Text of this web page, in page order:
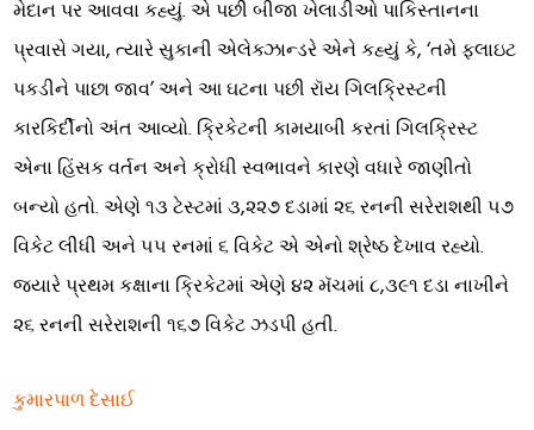
મેદાન પર આવવા કહ્યું. એ પછી બીજા ખેલાડીઓ પાકિસ્તાનના
પ્રવાસે ગયા, ત્યારે સુકાની એલેક્ઝાન્ડરે એને કહ્યું કે, ‘તમે ફ્લાઇટ
પકડીને પાછા જાવ’ અને આ ઘટના પછી રૉય ગિલક્રિસ્ટની
કારકિર્દીનો અંત આવ્યો. ક્રિકેટની કામયાબી કરતાં ગિલક્રિસ્ટ
એના હિંસક વર્તન અને ક્રોધી સ્વભાવને કારણે વધારે જાણીતો
બન્યો હતો. એણે ૧૩ ટેસ્ટમાં ૩,૨૨૭ દડામાં ૨૬ રનની સરેરાશથી ૫૭
વિકેટ લીધી અને ૫૫ રનમાં ૬ વિકેટ એ એનો શ્રેષ્ઠ દેખાવ રહ્યો.
જ્યારે પ્રથમ કક્ષાના ક્રિકેટમાં એણે ૪૨ મૅચમાં ૮,૩૯૧ દડા નાખીને
૨૬ રનની સરેરાશની ૧૬૭ વિકેટ ઝડપી હતી.
કુમારપાળ દેસાઈ